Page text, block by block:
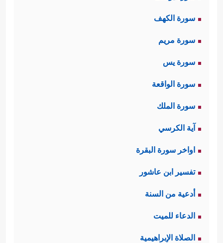
سورة الكهف
سورة مريم
سورة يس
سورة الواقعة
سورة الملك
آية الكرسي
اواخر سورة البقرة
تفسير ابن عاشور
أدعية من السنة
الدعاء للميت
الصلاة الإبراهيمية